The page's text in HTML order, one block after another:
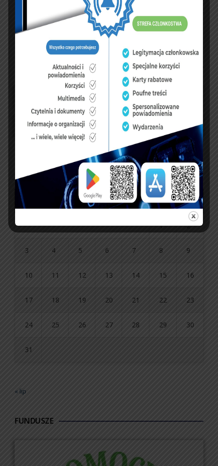
NASZ FACEBOOK
UBEZPIECZENIA
sierpień 2026
Ś C P S N
1 2
3 4 5 6 7 8 9
10 11 12 13 14 15 16
17 18 19 20 21 22 23
24 25 26 27 28 29 30
31
« lip
FUNDUSZE